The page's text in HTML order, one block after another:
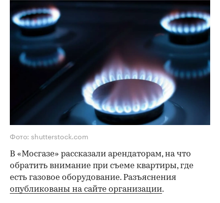
Фото: shutterstock.com
В «Мосгазе» рассказали арендаторам, на что
обратить внимание при съеме квартиры, где
есть газовое оборудование. Разъяснения
опубликованы на сайте организации.